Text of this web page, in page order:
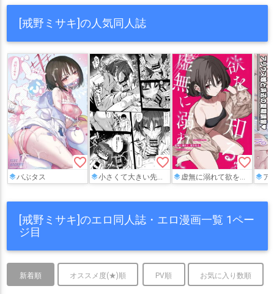
[戒野ミサキ]の人気同人誌
favorite_border
バぶタス
favorite_border
小さくて大きい先生とミサキとお尻で
favorite_border
虚無に溺れて欲を知る アリ
[戒野ミサキ]のエロ同人誌・エロ漫画一覧 1ペー
ジ目
新着順 オススメ度(★)順 PV順 お気に入り数順